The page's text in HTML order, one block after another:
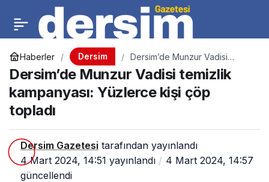
Haberler Dersim
Dersim’de Munzur Vadisi
temizlik kampanyası: Yüzlerce
kişi çöp topladı
Dersim’de Munzur Vadisi temizlik
kampanyası: Yüzlerce kişi çöp
topladı
Dersim Gazetesi tarafından yayınlandı
4 Mart 2024, 14:51 yayınlandı
4 Mart 2024, 14:57
güncellendi